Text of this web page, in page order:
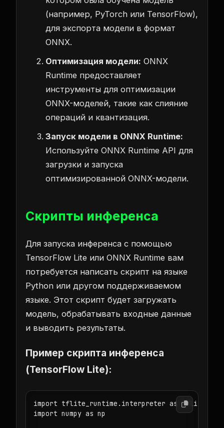
(например, PyTorch или TensorFlow),
для экспорта модели в формат
ONNX.
Оптимизация модели: ONNX
Runtime предоставляет
инструменты для оптимизации
ONNX-моделей, такие как слияние
операций и квантизация.
Запуск модели в ONNX Runtime:
Используйте ONNX Runtime API для
загрузки и запуска
оптимизированной ONNX-модели.
Скрипты инференса
Для запуска инференса с помощью
TensorFlow Lite или ONNX Runtime вам
потребуется написать скрипт на языке
Python или другом поддерживаемом
языке. Этот скрипт будет загружать
модель, обрабатывать входные данные
и выводить результаты.
Пример скрипта инференса
(TensorFlow Lite):
import tflite_runtime.interpreter as tflite
import numpy as np